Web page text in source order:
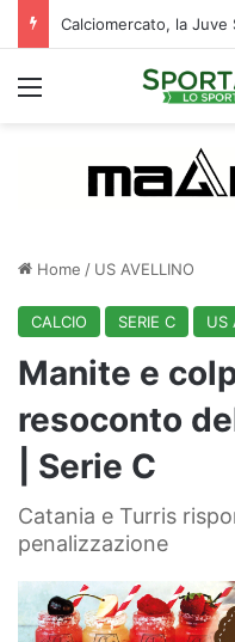
Menu
Home / US AVELLINO
CALCIO SERIE C US
Manite e
resoconto
| Serie C
Catania e Turris
penalizzazione